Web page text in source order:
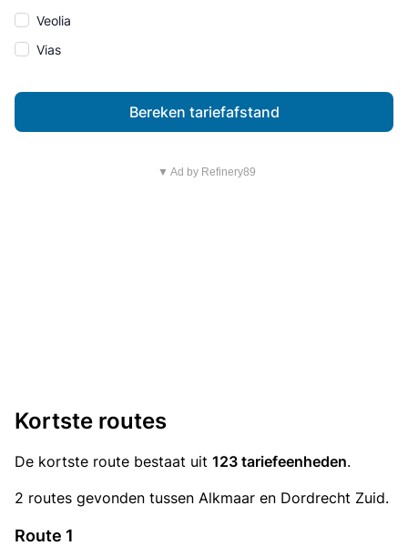
Veolia
Vias
Bereken tariefafstand
▼ Ad by Refinery89
Kortste routes
De kortste route bestaat uit 123 tariefeenheden.
2 routes gevonden tussen Alkmaar en Dordrecht Zuid.
Route 1